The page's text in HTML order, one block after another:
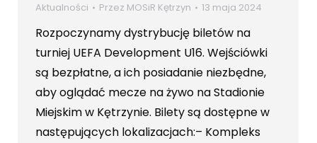
Aktualności Przez MOSiR Kętrzyn 13 maja 2024
Rozpoczynamy dystrybucję biletów na
turniej UEFA Development U16. Wejściówki
są bezpłatne, a ich posiadanie niezbędne,
aby oglądać mecze na żywo na Stadionie
Miejskim w Kętrzynie. Bilety są dostępne w
następujących lokalizacjach:– Kompleks